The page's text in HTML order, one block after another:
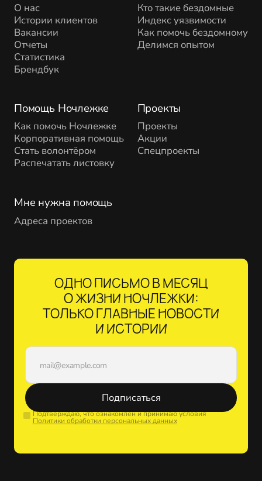
О нас
Истории клиентов
Вакансии
Отчеты
Статистика
Брендбук
Помощь Ночлежке
Как помочь Ночлежке
Корпоративная помощь
Стать волонтёром
Распечатать листовку
Проекты
Проекты
Акции
Спецпроекты
Кто такие бездомные
Индекс уязвимости
Как помочь бездомному
Делимся опытом
Мне нужна помощь
Адреса проектов
ОДНО ПИСЬМО В МЕСЯЦ
О ЖИЗНИ НОЧЛЕЖКИ:
ТОЛЬКО ГЛАВНЫЕ НОВОСТИ
И ИСТОРИИ
Подписаться
Подтверждаю, что ознакомлен и принимаю условия
Политики обработки персональных данных